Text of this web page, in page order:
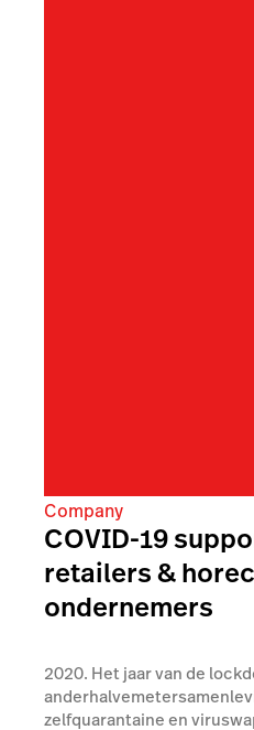
Company
COVID-19
retailers &
ondernemers
2020. Het jaar van de
zelfquarantaine en